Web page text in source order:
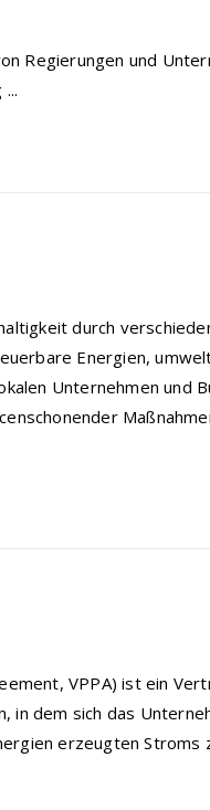
Regierungen und
durch
Energien,
Unternehmen und
VPPA) ist ein
in dem sich das
erzeugten Stroms